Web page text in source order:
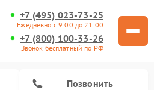
+7 (495) 023-73-25
Ежедневно с 9:00 до 21:00
+7 (800) 100-33-26
Звонок бесплатный по РФ
Позвонить